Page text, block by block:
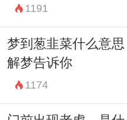
息，希望我们能够
们在梦境中找到答
生活。
1191
梦到葱韭菜什么意
解梦告诉你
1174